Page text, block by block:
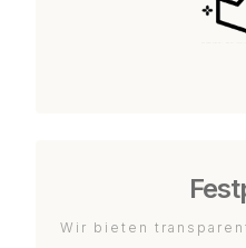
Wir bieten